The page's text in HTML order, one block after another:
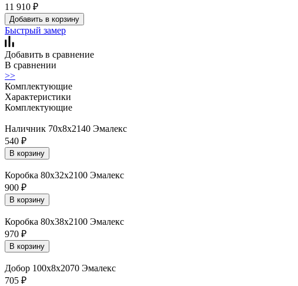
11 910 ₽
Добавить в корзину
Быстрый замер
Добавить в сравнение
В сравнении
>>
Комплектующие
Характеристики
Комплектующие
Наличник 70х8х2140 Эмалекс
540 ₽
В корзину
Коробка 80х32х2100 Эмалекс
900 ₽
В корзину
Коробка 80х38х2100 Эмалекс
970 ₽
В корзину
Добор 100х8х2070 Эмалекс
705 ₽